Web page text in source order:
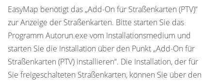
EasyMap benötigt das „Add-On für Straßenkarten (PTV)“
zur Anzeige der Straßenkarten. Bitte starten Sie das
Programm Autorun.exe vom Installationsmedium und
starten Sie die Installation über den Punkt „Add-On für
Straßenkarten (PTV) installieren“. Die Installation, der für
Sie freigeschalteten Straßenkarten, können Sie über den